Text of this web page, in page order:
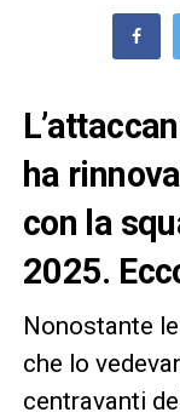
ha
con la
2025.
Nonostante
che lo
centravanti